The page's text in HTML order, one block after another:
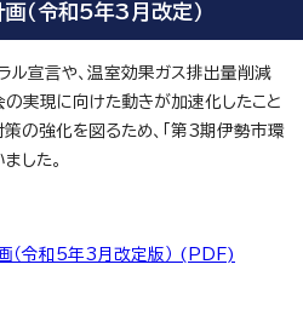
（令和5年3月改定）
ル宣言や、温室効果ガス排出量削減
実現に向けた動きが加速化したこと
の強化を図るため、「第3期伊勢市環
した。
（令和5年3月改定版） (PDF)